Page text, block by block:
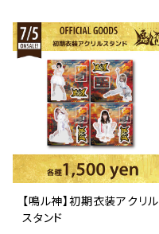
【鳴ル神】初期衣装アクリル
スタンド